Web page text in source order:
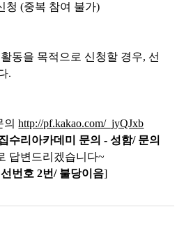
청 (중복 참여 불가)
동을 목적으로 신청할 경우, 선
.
의http://pf.kakao.com/_jyQJxb
수리아카데미 문의-성함/ 문의
답변드리겠습니다~
선번호2번/ 불당이음]